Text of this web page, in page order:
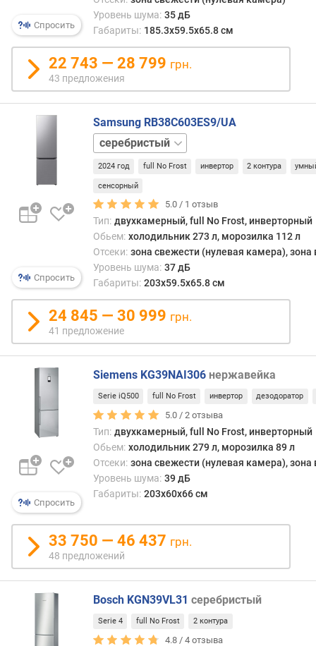
л
и
е
т
в
к
а
е
р
r
o
t
б
м
о
л
о
и
л
ь
н
о
й
е
Спросить
Уровень шума: 35 дБ
Габариты: 185.3х59.5х65.8 см
22 743 — 28 799 грн.
43 предложения
Спросить
Samsung RB38C603ES9/UA
бежевый
белый
2024 год full No Frost инвертор 2 контура
сенсорный
5.0 / 1 отзыв
Тип: двухкамерный, full No Frost, инверторный
Обьем: холодильник 273 л, морозилка 112 л
Отсеки: зона свежести (нулевая камера), зона
Уровень шума: 37 дБ
Габариты: 203х59.5х65.8 см
24 845 — 30 999 грн.
41 предложение
Спросить
Siemens KG39NAI306 нержавейка
Serie iQ500 full No Frost инвертор дезодоратор
5.0 /2 отзыва
Тип: двухкамерный, full No Frost, инверторный
Обьем: холодильник 279 л, морозилка 89 л
Отсеки: зона свежести (нулевая камера),
Уровень шума: 39 дБ
Габариты: 203x60x66 см
33 750 — 46 437 грн.
48 предложений
Bosch KGN39VL31 серебристый
Serie 4 full No Frost 2 контура
4.8 /4 отзыва